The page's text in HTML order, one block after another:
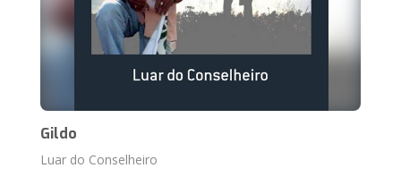
Gildo
Luar do Conselheiro